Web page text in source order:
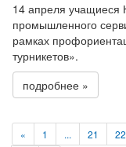
14 апреля учащиеся
промышленного
рамках
турникетов».
подробнее »
« 1 ... 21 22